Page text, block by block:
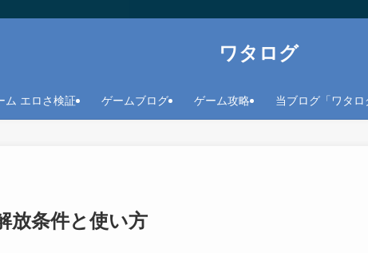
ワタログ
ム エロさ検証 ゲームブログ ゲーム攻略 当ブログ「ワタ
放条件と使い方